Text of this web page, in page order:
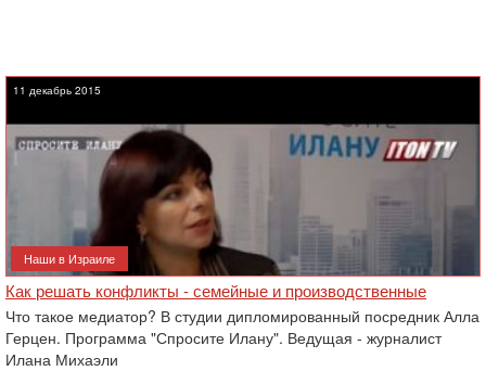
11 декабрь 2015
Наши в Израиле
Как решать конфликты - семейные и производственные
Что такое медиатор? В студии дипломированный посредник Алла
Герцен. Программа "Спросите Илану". Ведущая - журналист
Илана Михаэли